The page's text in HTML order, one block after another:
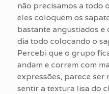
não precisamos a todo
eles coloquem os
bastante angustiados e
dia todo colocando o
Percebi que o grupo
andam e correm com
expressões, parece ser
sentir a textura lisa do